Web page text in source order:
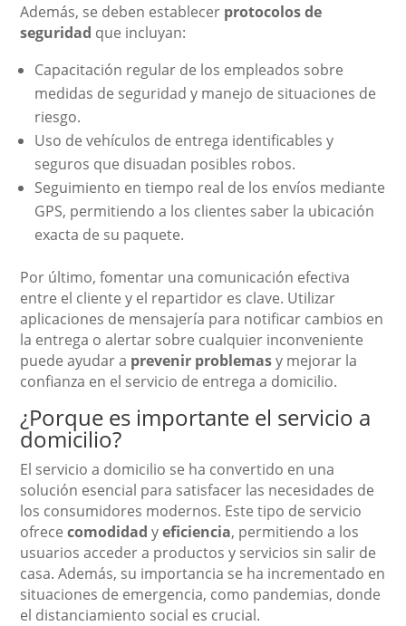
Además, se deben establecer protocolos de
seguridad que incluyan:
Capacitación regular de los empleados sobre
medidas de seguridad y manejo de situaciones de
riesgo.
Uso de vehículos de entrega identificables y
seguros que disuadan posibles robos.
Seguimiento en tiempo real de los envíos mediante
GPS, permitiendo a los clientes saber la ubicación
exacta de su paquete.
Por último, fomentar una comunicación efectiva
entre el cliente y el repartidor es clave. Utilizar
aplicaciones de mensajería para notificar cambios en
la entrega o alertar sobre cualquier inconveniente
puede ayudar a prevenir problemasy mejorar la
confianza en el servicio de entrega a domicilio.
¿Porque es importante el servicio a
domicilio?
El servicio a domicilio se ha convertido en una
solución esencial para satisfacer las necesidades de
los consumidores modernos. Este tipo de servicio
ofrececomodidad yeficiencia, permitiendo a los
usuarios acceder a productos y servicios sin salir de
casa. Además, su importancia se ha incrementado en
situaciones de emergencia, como pandemias, donde
el distanciamiento social es crucial.